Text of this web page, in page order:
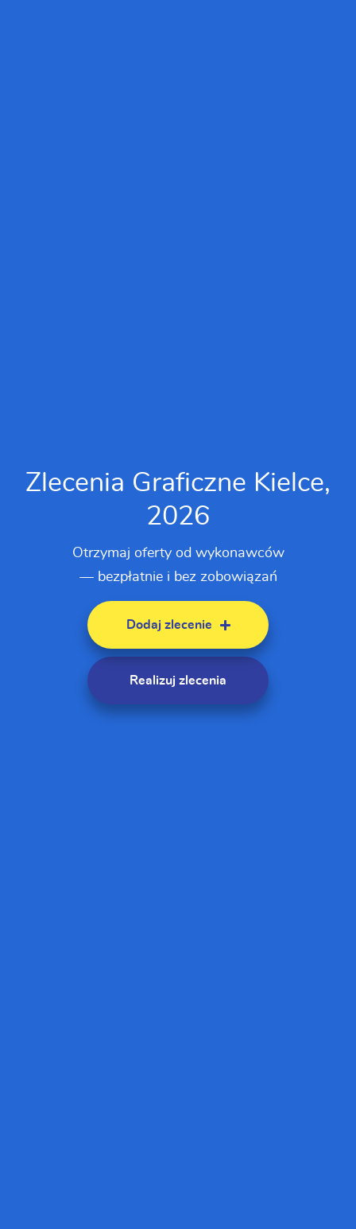
Zlecenia Graficzne Kielce,
2026
Otrzymaj oferty od wykonawców
— bezpłatnie i bez zobowiązań
Dodaj zlecenie
Realizuj zlecenia